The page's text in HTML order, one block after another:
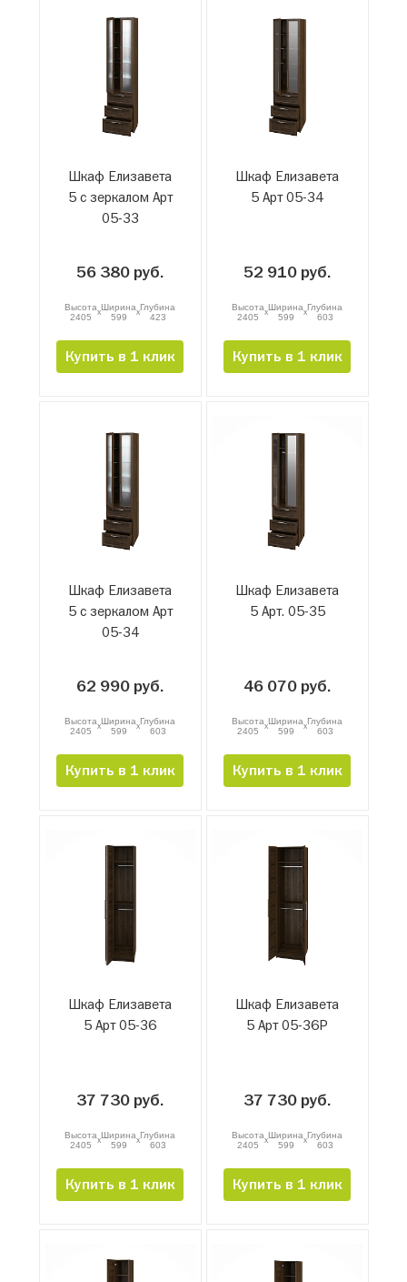
Шкаф Елизавета
5 с зеркалом Арт
05-33
56 380 руб.
Высота
2405
xШирина
599
xГлубина
423
Купить в 1 клик
Шкаф Елизавета
5 Арт 05-34
52 910 руб.
Высота
2405
xШирина
599
xГлубина
603
Купить в 1 клик
Шкаф Елизавета
5 с зеркалом Арт
05-34
62 990 руб.
Высота
2405
xШирина
599
xГлубина
603
Купить в 1 клик
Шкаф Елизавета
5 Арт. 05-35
46 070 руб.
Высота
2405
xШирина
599
xГлубина
603
Купить в 1 клик
Шкаф Елизавета
5 Арт 05-36
37 730 руб.
Высота
2405
xШирина
599
xГлубина
603
Купить в 1 клик
Шкаф Елизавета
5 Арт 05-36Р
37 730 руб.
Высота
2405
xШирина
599
xГлубина
603
Купить в 1 клик